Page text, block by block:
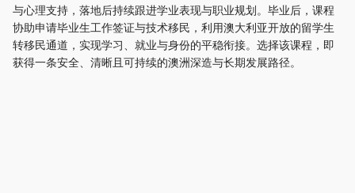
与心理支持，落地后持续跟进学业表现与职业规划。毕业后，课程
协助申请毕业生工作签证与技术移民，利用澳大利亚开放的留学生
转移民通道，实现学习、就业与身份的平稳衔接。选择该课程，即
获得一条安全、清晰且可持续的澳洲深造与长期发展路径。